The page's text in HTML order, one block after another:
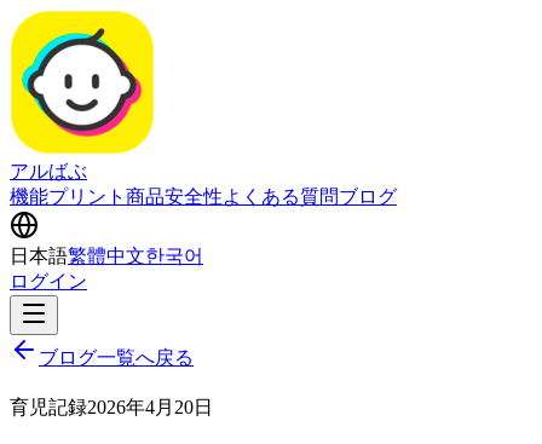
アルばぶ
機能プリント商品安全性よくある質問ブログ
日本語繁體中文한국어
ログイン
ブログ一覧へ戻る
育児記録2026年4月20日